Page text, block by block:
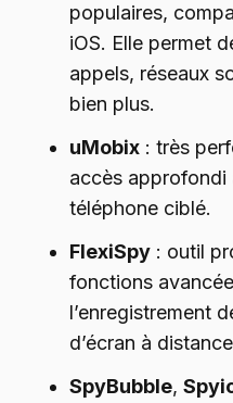
populaires,
iOS. Elle permet
appels, réseaux
bien plus.
uMobix : très
accès approfondi
téléphone ciblé.
FlexiSpy : outil
fonctions
l’enregistrement
d’écran à
SpyBubble,